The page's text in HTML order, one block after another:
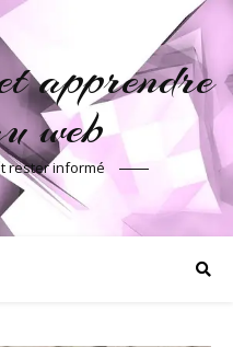
apprendre
web
rester informé